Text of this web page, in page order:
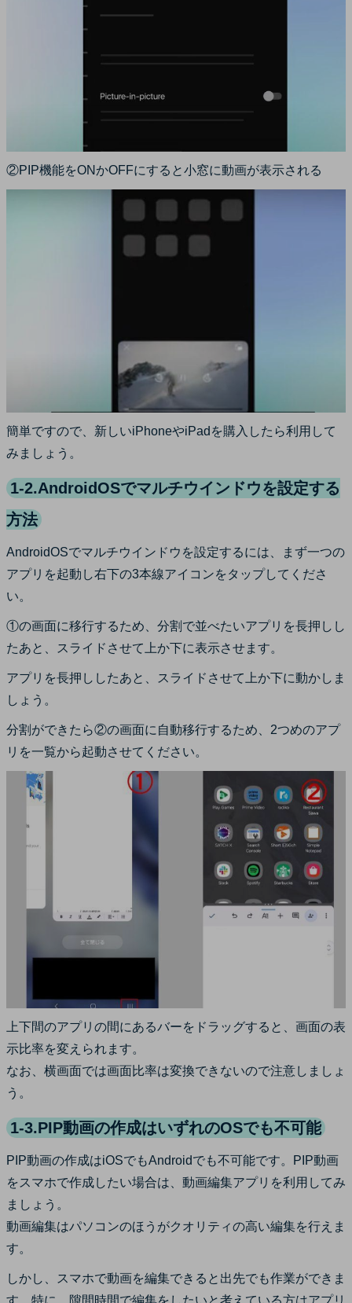
②PIP機能をONかOFFにすると小窓に動画が表示される
簡単ですので、新しいiPhoneやiPadを購入したら利用して
みましょう。
1-2.AndroidOSでマルチウインドウを設定する
方法
AndroidOSでマルチウインドウを設定するには、まず一つの
アプリを起動し右下の3本線アイコンをタップしてくださ
い。
①の画面に移行するため、分割で並べたいアプリを長押しし
たあと、スライドさせて上か下に表示させます。
アプリを長押ししたあと、スライドさせて上か下に動かしま
しょう。
分割ができたら②の画面に自動移行するため、2つめのアプ
リを一覧から起動させてください。
上下間のアプリの間にあるバーをドラッグすると、画面の表
示比率を変えられます。
なお、横画面では画面比率は変換できないので注意しましょ
う。
1-3.PIP動画の作成はいずれのOSでも不可能
PIP動画の作成はiOSでもAndroidでも不可能です。PIP動画
をスマホで作成したい場合は、動画編集アプリを利用してみ
ましょう。
動画編集はパソコンのほうがクオリティの高い編集を行えま
す。
しかし、スマホで動画を編集できると出先でも作業ができま
す。特に、隙間時間で編集をしたいと考えている方はアプリ